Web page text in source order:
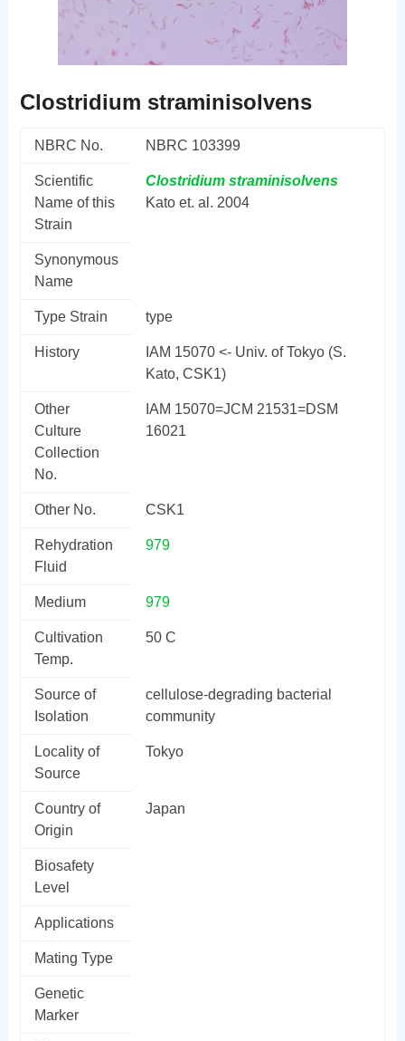
Clostridium straminisolvens
NBRC No. NBRC 103399
Scientific
Name of this
Strain
Clostridium straminisolvens
Kato et. al. 2004
Synonymous
Name
Type Strain type
History
IAM 15070 <- Univ. of Tokyo (S.
Kato, CSK1)
Other
Culture
Collection
No.
IAM 15070=JCM 21531=DSM
16021
Other No. CSK1
Rehydration
Fluid
979
Medium 979
Cultivation
Temp.
50 C
Source of
Isolation
cellulose-degrading bacterial
community
Locality of
Source
Tokyo
Country of
Origin
Japan
Biosafety
Level
Applications
Mating Type
Genetic
Marker